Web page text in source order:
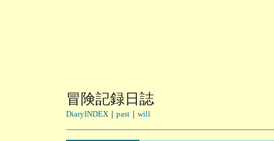
冒険記録日誌
DiaryINDEX｜ past｜ will